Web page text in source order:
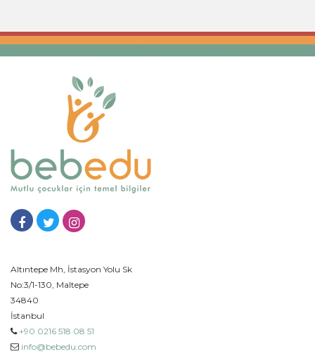
Altıntepe Mh, İstasyon Yolu Sk
No:3/1-130, Maltepe
34840
İstanbul
+90 0216 518 08 51
info@bebedu.com